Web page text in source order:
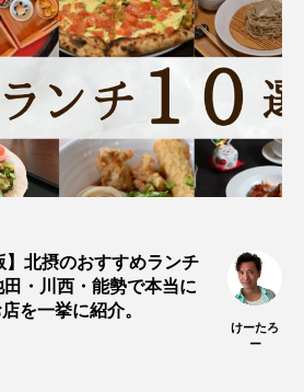
】北摂のおすすめランチ
・川西・能勢で本当に
を一挙に紹介。
けーたろ
ー